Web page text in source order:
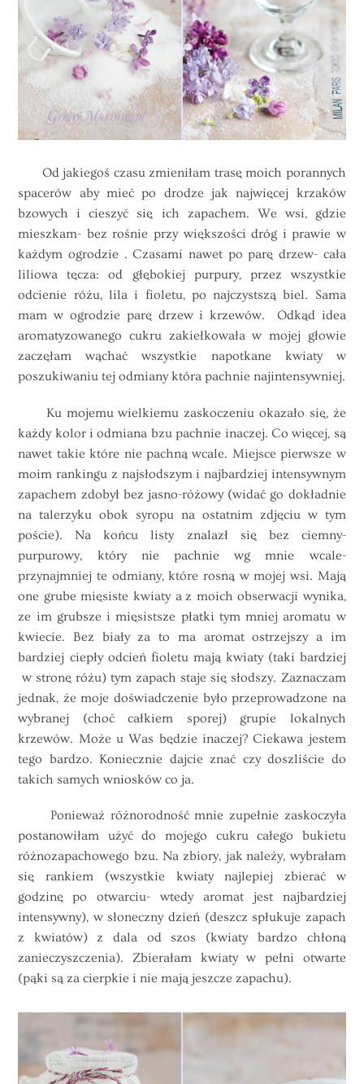
Od jakiegoś czasu zmieniłam trasę moich porannych
spacerów aby mieć po drodze jak najwięcej krzaków
bzowych i cieszyć się ich zapachem. We wsi, gdzie
mieszkam- bez rośnie przy większości dróg i prawie w
każdym ogrodzie . Czasami nawet po parę drzew- cała
liliowa tęcza: od głębokiej purpury, przez wszystkie
odcienie różu, lila i fioletu, po najczystszą biel. Sama
mam w ogrodzie parę drzew i krzewów. Odkąd idea
aromatyzowanego cukru zakiełkowała w mojej głowie
zaczęłam wąchać wszystkie napotkane kwiaty w
poszukiwaniu tej odmiany która pachnie najintensywniej.
Ku mojemu wielkiemu zaskoczeniu okazało się, że
każdy kolor i odmiana bzu pachnie inaczej. Co więcej, są
nawet takie które nie pachną wcale. Miejsce pierwsze w
moim rankingu z najsłodszym i najbardziej intensywnym
zapachem zdobył bez jasno-różowy (widać go dokładnie
na talerzyku obok syropu na ostatnim zdjęciu w tym
poście). Na końcu listy znalazł się bez ciemny-
purpurowy, który nie pachnie wg mnie wcale-
przynajmniej te odmiany, które rosną w mojej wsi. Mają
one grube mięsiste kwiaty a z moich obserwacji wynika,
ze im grubsze i mięsistsze płatki tym mniej aromatu w
kwiecie. Bez biały za to ma aromat ostrzejszy a im
bardziej ciepły odcień fioletu mają kwiaty (taki bardziej
w stronę różu) tym zapach staje się słodszy. Zaznaczam
jednak, że moje doświadczenie było przeprowadzone na
wybranej (choć całkiem sporej) grupie lokalnych
krzewów. Może u Was będzie inaczej? Ciekawa jestem
tego bardzo. Koniecznie dajcie znać czy doszliście do
takich samych wniosków co ja.
Ponieważ różnorodność mnie zupełnie zaskoczyła
postanowiłam użyć do mojego cukru całego bukietu
różnozapachowego bzu. Na zbiory, jak należy, wybrałam
się rankiem (wszystkie kwiaty najlepiej zbierać w
godzinę po otwarciu- wtedy aromat jest najbardziej
intensywny), w słoneczny dzień (deszcz spłukuje zapach
z kwiatów) z dala od szos (kwiaty bardzo chłoną
zanieczyszczenia). Zbierałam kwiaty w pełni otwarte
(pąki są za cierpkie i nie mają jeszcze zapachu).